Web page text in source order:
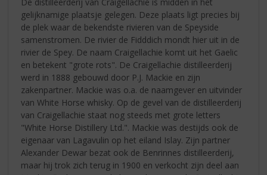
gelijknamige plaatsje gelegen. Deze plaats ligt precies bij
de plek waar de bekendste rivieren van de Speyside
samenstromen. De rivier de Fidddich mondt hier uit in de
rivier de Spey. De naam Craigellachie komt uit het Gaelic
en betekent "grote rots". De Craigellachie distilleerderij
werd in 1888 gebouwd door P.J. Mackie en zijn
zakenpartner. Mackie was o.a. de naamgever en uitvinder
van White Horse whisky. Op de gevel van de distilleerderij
van Craigellachie staat nog steeds met grote letters
"White Horse Distillery Ltd.". Mackie was destijds ook de
eigenaar van Lagavulin op het eiland Islay. Zijn partner
Alexander Dewar bezat ook de Benrinnes distilleerderij,
maar hij trok zich terug in 1900 en verkocht zijn deel aan